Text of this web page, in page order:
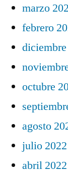
marzo
febrero
octubre
agosto
julio 2022
abril 2022